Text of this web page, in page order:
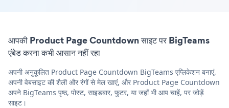
आपकी Product Page Countdown साइट पर BigTeams
एंबेड करना कभी आसान नहीं रहा
अपनी अनुकूलित Product Page Countdown BigTeams एप्लिकेशन बनाएं,
अपनी वेबसाइट की शैली और रंगों से मेल खाएं, और Product Page Countdown
अपने BigTeams पृष्ठ, पोस्ट, साइडबार, फुटर, या जहाँ भी आप चाहें, पर जोड़ें
साइट।